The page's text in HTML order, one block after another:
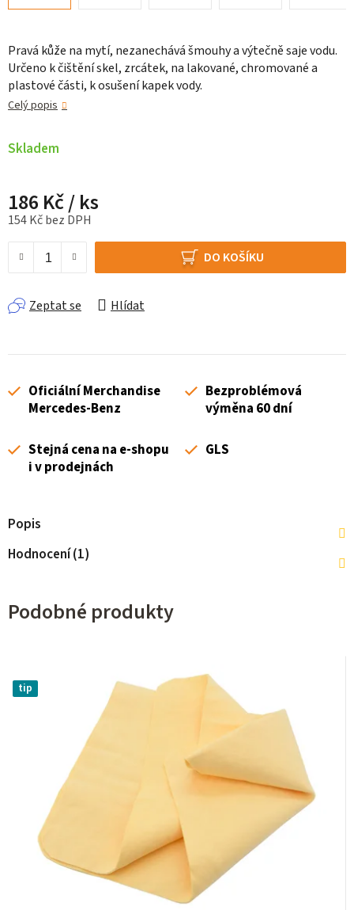
Pravá kůže na mytí, nezanechává šmouhy a výtečně saje vodu.
Určeno k čištění skel, zrcátek, na lakované, chromované a
plastové části, k osušení kapek vody.
Celý popis
Skladem
186 Kč/ ks
154 Kč bez DPH
DO KOŠÍKU
Zeptat se Hlídat
Oficiální Merchandise
Mercedes-Benz
Bezproblémová
výměna 60 dní
Stejná cena na e-shopu
i v prodejnách
GLS
Popis
Hodnocení (1)
Podobné produkty
tip